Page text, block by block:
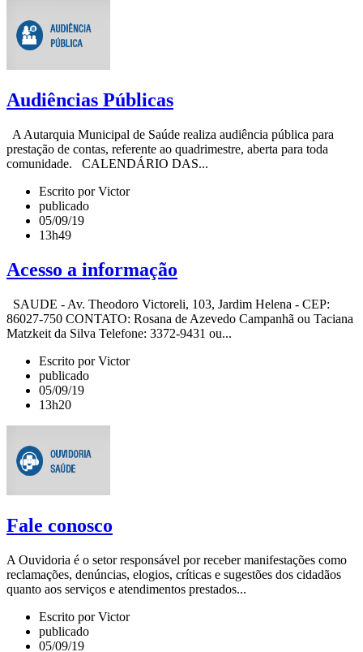
Audiências Públicas
A Autarquia Municipal de Saúde realiza audiência pública para
prestação de contas, referente ao quadrimestre, aberta para toda
comunidade. CALENDÁRIO DAS...
Escrito por Victor
publicado
05/09/19
13h49
Acesso a informação
SAUDE - Av. Theodoro Victoreli, 103, Jardim Helena - CEP:
86027-750 CONTATO: Rosana de Azevedo Campanhã ou Taciana
Matzkeit da Silva Telefone: 3372-9431 ou...
Escrito por Victor
publicado
05/09/19
13h20
Fale conosco
A Ouvidoria é o setor responsável por receber manifestações como
reclamações, denúncias, elogios, críticas e sugestões dos cidadãos
quanto aos serviços e atendimentos prestados...
Escrito por Victor
publicado
05/09/19